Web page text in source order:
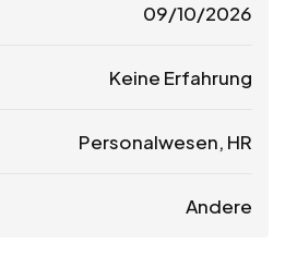
09/10/2026
Keine Erfahrung
Personalwesen, HR
Andere